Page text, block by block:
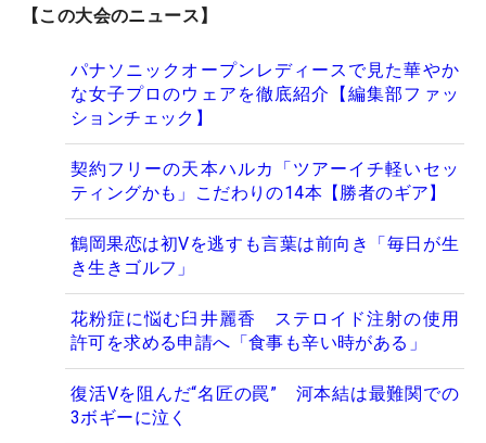
【この大会のニュース】
パナソニックオープンレディースで見た華やか
な女子プロのウェアを徹底紹介【編集部ファッ
ションチェック】
契約フリーの天本ハルカ「ツアーイチ軽いセッ
ティングかも」こだわりの14本【勝者のギア】
鶴岡果恋は初Vを逃すも言葉は前向き「毎日が生
き生きゴルフ」
花粉症に悩む臼井麗香 ステロイド注射の使用
許可を求める申請へ「食事も辛い時がある」
復活Vを阻んだ“名匠の罠” 河本結は最難関での
3ボギーに泣く